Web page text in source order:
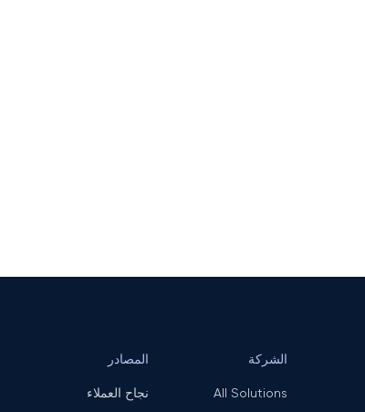
الشركة
All Solutions
المصادر
نجاح العملاء